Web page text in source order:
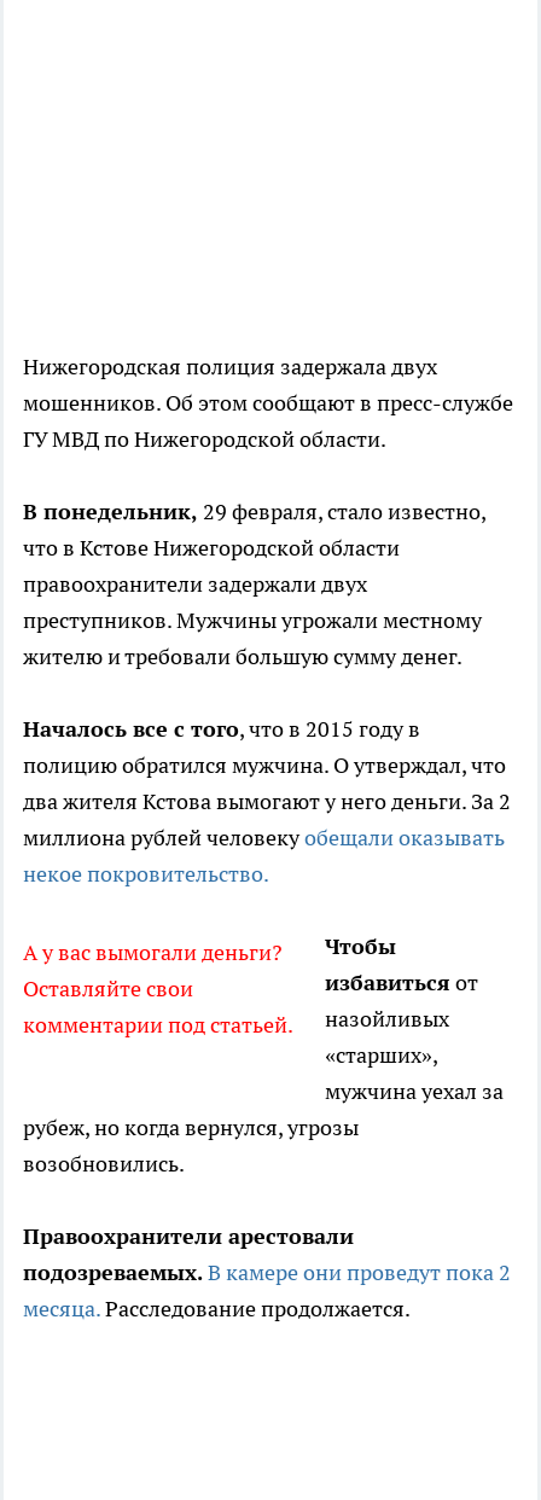
Нижегородская полиция задержала двух
мошенников. Об этом сообщают в пресс-службе
ГУ МВД по Нижегородской области.
В понедельник, 29 февраля, стало известно,
что в Кстове Нижегородской области
правоохранители задержали двух
преступников. Мужчины угрожали местному
жителю и требовали большую сумму денег.
Началось все с того, что в 2015 году в
полицию обратился мужчина. О утверждал, что
два жителя Кстова вымогают у него деньги. За 2
миллиона рублей человекуобещали оказывать
некое покровительство.
А у вас вымогали деньги?
Оставляйте свои
комментарии под статьей.
Чтобы
избавиться от
назойливых
«старших»,
мужчина уехал за
рубеж, но когда вернулся, угрозы
возобновились.
Правоохранители арестовали
подозреваемых.В камере они проведут пока 2
месяца.Расследование продолжается.